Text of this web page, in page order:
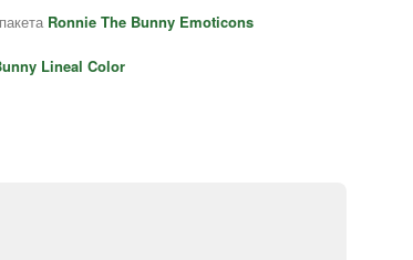
Ronnie The Bunny Emoticons
Lineal Color